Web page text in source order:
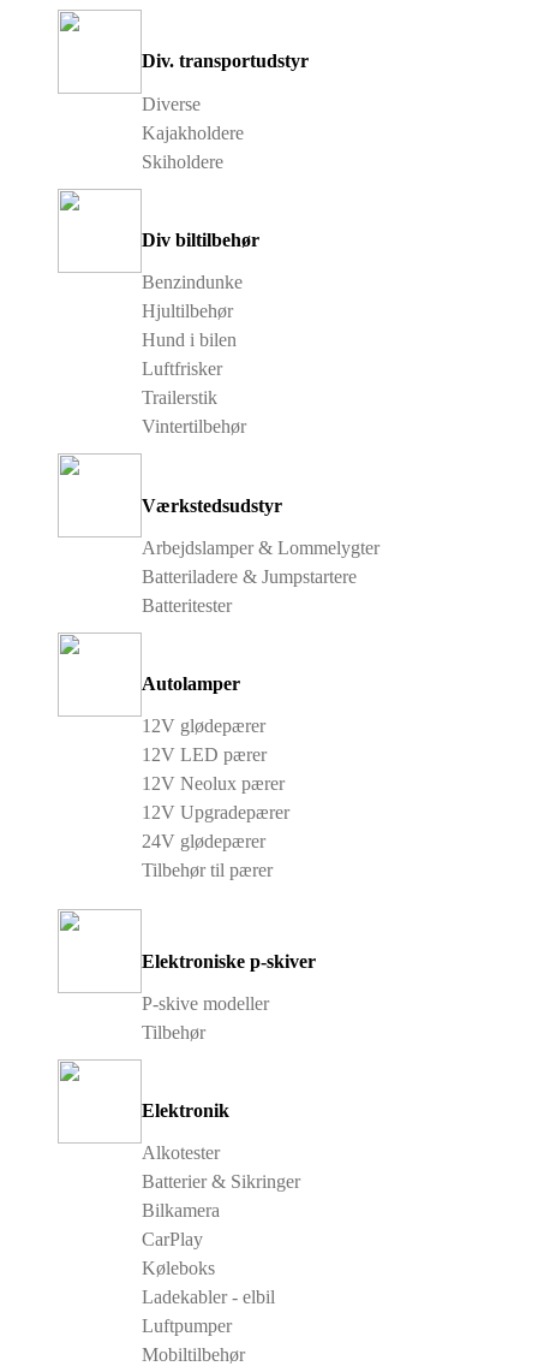
Div. transportudstyr
Diverse
Kajakholdere
Skiholdere
Div biltilbehør
Benzindunke
Hjultilbehør
Hund i bilen
Luftfrisker
Trailerstik
Vintertilbehør
Værkstedsudstyr
Arbejdslamper & Lommelygter
Batteriladere & Jumpstartere
Batteritester
Autolamper
12V glødepærer
12V LED pærer
12V Neolux pærer
12V Upgradepærer
24V glødepærer
Tilbehør til pærer
Elektroniske p-skiver
P-skive modeller
Tilbehør
Elektronik
Alkotester
Batterier & Sikringer
Bilkamera
CarPlay
Køleboks
Ladekabler - elbil
Luftpumper
Mobiltilbehør